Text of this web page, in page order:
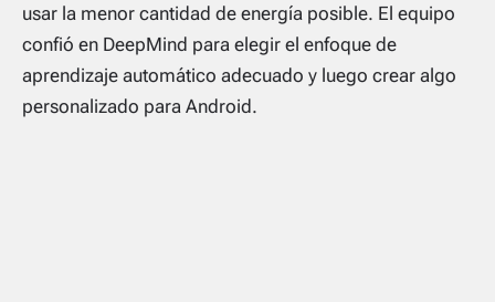
usar la menor cantidad de energía posible. El equipo
confió en DeepMind para elegir el enfoque de
aprendizaje automático adecuado y luego crear algo
personalizado para Android.